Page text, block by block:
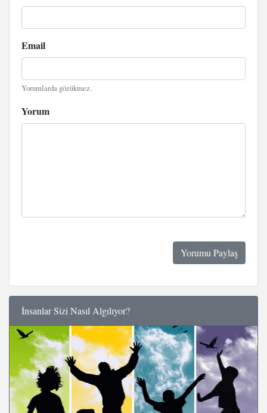
Email
Yorumlarda gözükmez.
Yorum
İnsanlar Sizi Nasıl Algılıyor?